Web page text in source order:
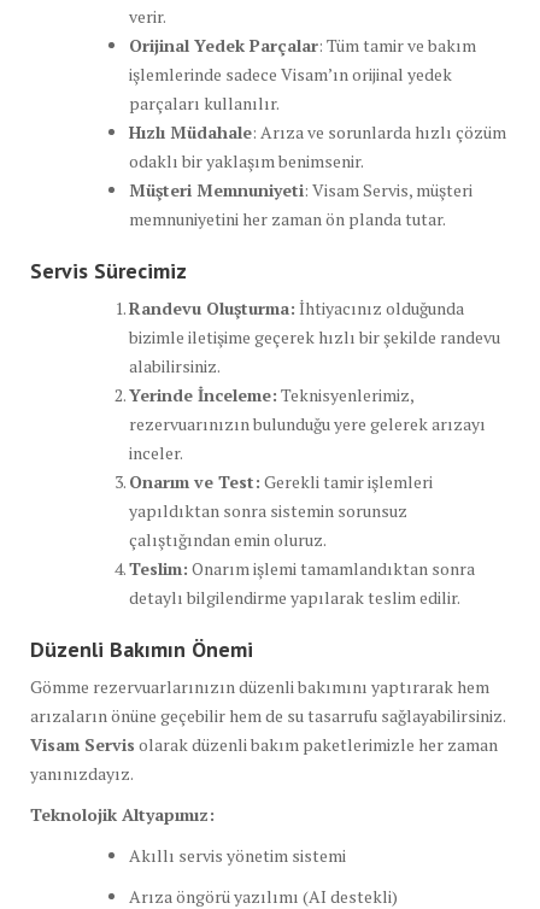
verir.
Orijinal Yedek Parçalar: Tüm tamir ve bakım
işlemlerinde sadece Visam’ın orijinal yedek
parçaları kullanılır.
Hızlı Müdahale: Arıza ve sorunlarda hızlı çözüm
odaklı bir yaklaşım benimsenir.
Müşteri Memnuniyeti: Visam Servis, müşteri
memnuniyetini her zaman ön planda tutar.
Servis Sürecimiz
Randevu Oluşturma: İhtiyacınız olduğunda
bizimle iletişime geçerek hızlı bir şekilde randevu
alabilirsiniz.
Yerinde İnceleme: Teknisyenlerimiz,
rezervuarınızın bulunduğu yere gelerek arızayı
inceler.
Onarım ve Test: Gerekli tamir işlemleri
yapıldıktan sonra sistemin sorunsuz
çalıştığından emin oluruz.
Teslim: Onarım işlemi tamamlandıktan sonra
detaylı bilgilendirme yapılarak teslim edilir.
Düzenli Bakımın Önemi
Gömme rezervuarlarınızın düzenli bakımını yaptırarak hem
arızaların önüne geçebilir hem de su tasarrufu sağlayabilirsiniz.
Visam Servis olarak düzenli bakım paketlerimizle her zaman
yanınızdayız.
Teknolojik Altyapımız:
Akıllı servis yönetim sistemi
Arıza öngörü yazılımı (AI destekli)